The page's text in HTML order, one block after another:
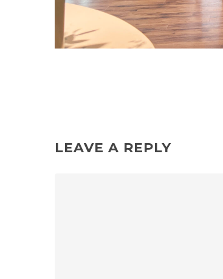
LEAVE A REPLY